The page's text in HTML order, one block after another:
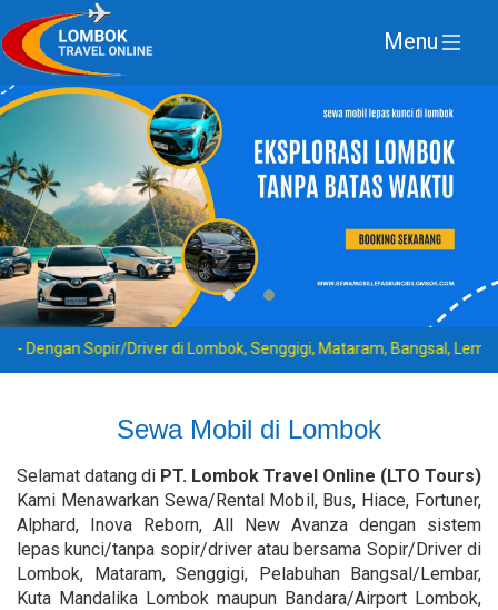
Menu
Sopir/Driver di Lombok, Senggigi, Mataram, Bangsal, Lembar,
Sewa Mobil di Lombok
Selamat datang di PT. Lombok Travel Online (LTO Tours)
Kami Menawarkan Sewa/Rental Mobil, Bus, Hiace, Fortuner,
Alphard, Inova Reborn, All New Avanza dengan sistem
lepas kunci/tanpa sopir/driver atau bersama Sopir/Driver di
Lombok, Mataram, Senggigi, Pelabuhan Bangsal/Lembar,
Kuta Mandalika Lombok maupun Bandara/Airport Lombok,